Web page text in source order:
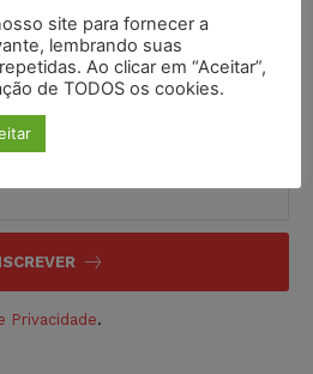
Privacidade.
site para fornecer a
lembrando suas
Ao clicar em “Aceitar”,
de TODOS os cookies.